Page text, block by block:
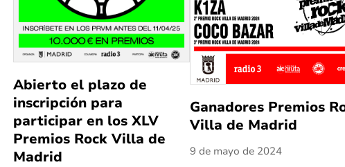
Abierto el plazo de
inscripción para
participar en los XLV
Premios Rock Villa de
Madrid
Ganadores Premios
Villa de Madrid
9 de mayo de 2024